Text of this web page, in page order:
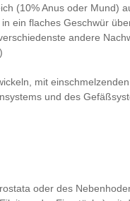
(10% Anus oder Mund)
ein flaches Geschwür
andere
mit
und des
oder des